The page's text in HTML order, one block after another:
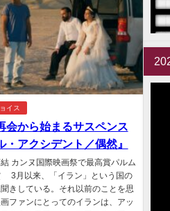
イス
会から始まるサスペンス
・アクシデント／偶然』
カンヌ国際映画祭で最高賞パルム
3月以来、「イラン」という国の
きしている。それ以前のことを思
ファンにとってのイランは、アッ